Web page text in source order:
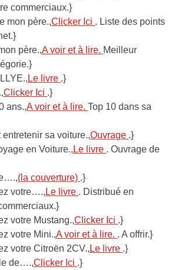
commerciaux.}
mon père.,Clicker Ici . Liste des points
père.,A voir et à lire. Meilleur
Le livre .}
Clicker Ici .}
ans.,A voir et à lire. Top 10 dans sa
entretenir sa voiture.,Ouvrage .}
en Voiture., Le livre . Ouvrage de
(la couverture) .}
votre…., Le livre . Distribué en
votre Mustang.,Clicker Ici .}
votre Mini.,A voir et à lire. . A offrir.}
votre Citroën 2CV., Le livre .}
de….,Clicker Ici .}